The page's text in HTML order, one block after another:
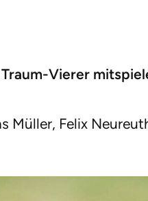
Vierer
Müller, Felix